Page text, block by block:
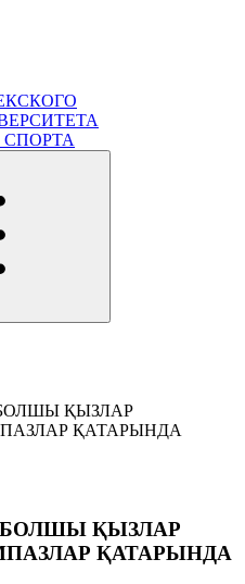
ҚЫЗЛАР
ҚАТАРЫНДА
ҚЫЗЛАР
ҚАТАРЫНДА